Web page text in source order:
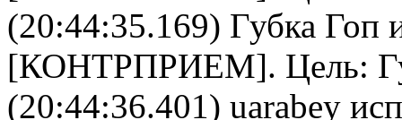
(20:44:35.169) Губка Гоп
[КОНТРПРИЕМ]. Цель:
(20:44:36.401) uarabey